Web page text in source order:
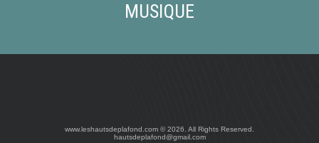
MUSIQUE
www.leshautsdeplafond.com ©2026. All Rights Reserved.
hautsdeplafond@gmail.com